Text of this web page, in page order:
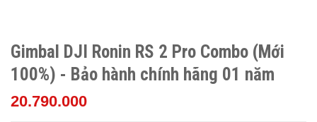
Gimbal DJI Ronin RS 2 Pro Combo (Mới
100%) - Bảo hành chính hãng 01 năm
20.790.000